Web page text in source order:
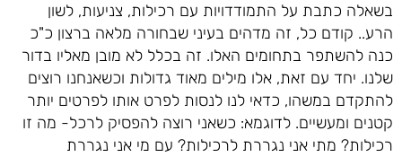
בשאלה כתבת על התמודדויות עם רכילות, צניעות, לשון
הרע.. קודם כל, זה מדהים בעיני שבחורה מלאה ברצון כ"כ
כנה להשתפר בתחומים האלו. זה בכלל לא מובן מאליו בדור
שלנו. יחד עם זאת, אלו מילים מאוד גדולות וכשאנחנו רוצים
להתקדם במשהו, כדאי לנו לנסות לפרט אותו לפרטים יותר
קטנים ומעשיים. לדוגמא: כשאני רוצה להפסיק לרכל- מה זו
רכילות? מתי אני נגררת לרכילות? עם מי אני נגררת